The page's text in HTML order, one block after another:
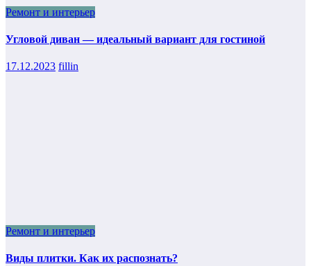
Ремонт и интерьер
Угловой диван — идеальный вариант для гостиной
17.12.2023 fillin
Ремонт и интерьер
Виды плитки. Как их распознать?